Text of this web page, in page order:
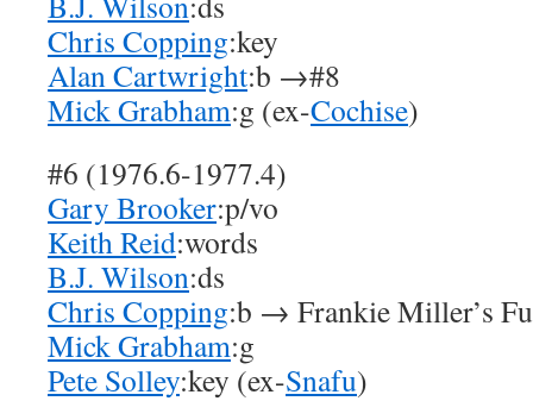
Chris Copping:key
Alan Cartwright:b →#8
Mick Grabham:g (ex-Cochise)
#6 (1976.6-1977.4)
Gary Brooker:p/vo
Keith Reid:words
B.J. Wilson:ds
Chris Copping:b → Frankie Miller’s
Mick Grabham:g
Pete Solley:key (ex-Snafu)